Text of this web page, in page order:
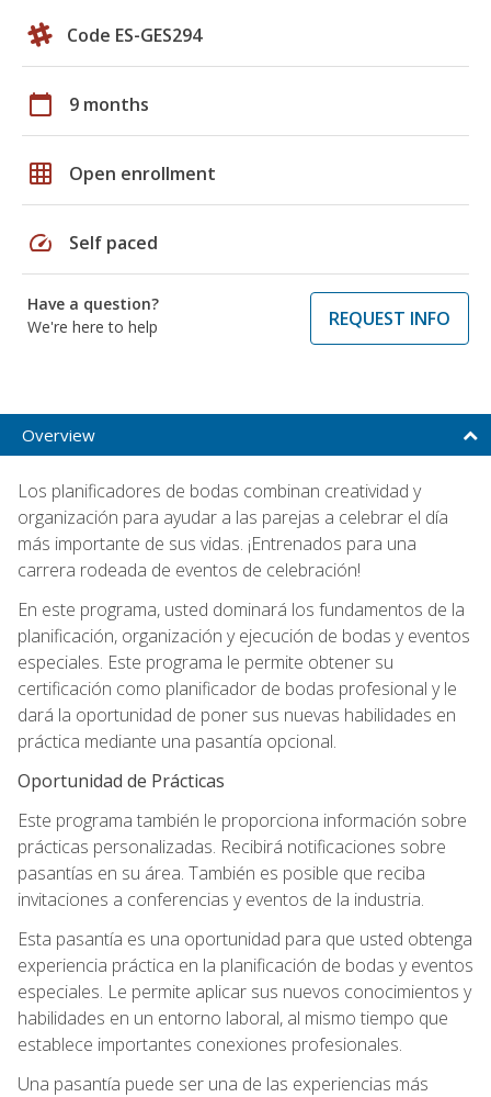
Code ES-GES294
calendar_today 9 months
grid_on Open enrollment
speed Self paced
Have a question?
We're here to help
REQUEST INFO
Overview
Los planificadores de bodas combinan creatividad y
organización para ayudar a las parejas a celebrar el día
más importante de sus vidas. ¡Entrenados para una
carrera rodeada de eventos de celebración!
En este programa, usted dominará los fundamentos de la
planificación, organización y ejecución de bodas y eventos
especiales. Este programa le permite obtener su
certificación como planificador de bodas profesional y le
dará la oportunidad de poner sus nuevas habilidades en
práctica mediante una pasantía opcional.
Oportunidad de Prácticas
Este programa también le proporciona información sobre
prácticas personalizadas. Recibirá notificaciones sobre
pasantías en su área. También es posible que reciba
invitaciones a conferencias y eventos de la industria.
Esta pasantía es una oportunidad para que usted obtenga
experiencia práctica en la planificación de bodas y eventos
especiales. Le permite aplicar sus nuevos conocimientos y
habilidades en un entorno laboral, al mismo tiempo que
establece importantes conexiones profesionales.
Una pasantía puede ser una de las experiencias más